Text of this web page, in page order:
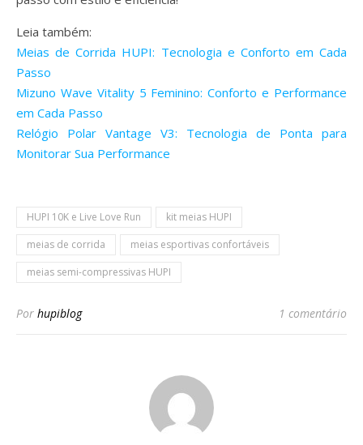
Leia também:
Meias de Corrida HUPI: Tecnologia e Conforto em Cada
Passo
Mizuno Wave Vitality 5 Feminino: Conforto e Performance
em Cada Passo
Relógio Polar Vantage V3: Tecnologia de Ponta para
Monitorar Sua Performance
HUPI 10K e Live Love Run
kit meias HUPI
meias de corrida
meias esportivas confortáveis
meias semi-compressivas HUPI
Por hupiblog 1 comentário